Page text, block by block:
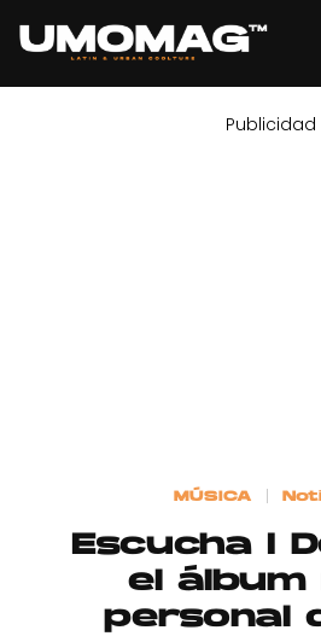
Contacto
Publicidad
MÚSICA
Escucha I
el álbum
personal